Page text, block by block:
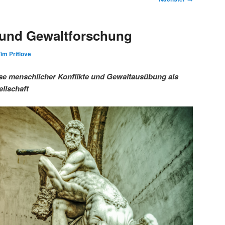
Gewaltforschung
Pritlove
menschlicher Konflikte und Gewaltausübung als